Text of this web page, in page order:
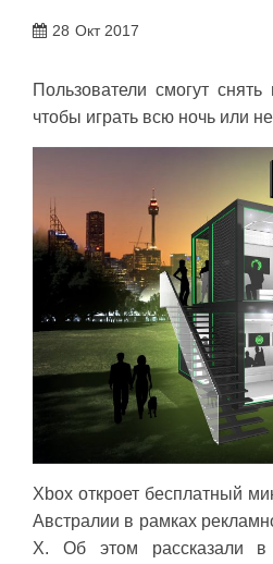
28 Окт 2017
Пользователи смогут
чтобы играть всю ночь или
Xbox откроет бесплатный
Австралии в рамках
X. Об этом рассказали в